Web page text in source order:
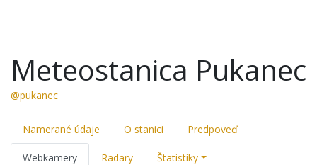
Meteostanica Pukanec
@pukanec
Namerané údaje O stanici Predpoveď
Webkamery Radary Štatistiky